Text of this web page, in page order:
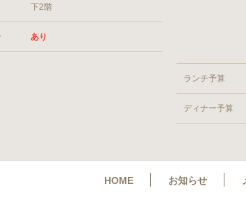
下2階
あり
ランチ予算
ディナー予算
HOME お知らせ